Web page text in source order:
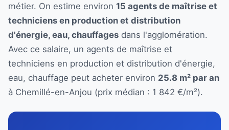
métier. On estime environ 15 agents de maîtrise et
techniciens en production et distribution
d'énergie, eau, chauffages dans l'agglomération.
Avec ce salaire, un agents de maîtrise et
techniciens en production et distribution d'énergie,
eau, chauffage peut acheter environ 25.8 m² par an
à Chemillé-en-Anjou (prix médian : 1 842 €/m²).